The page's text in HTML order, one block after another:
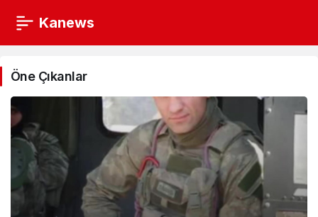
Kanews
Şehitler
Ölmez
Haberleri
Öne Çıkanlar